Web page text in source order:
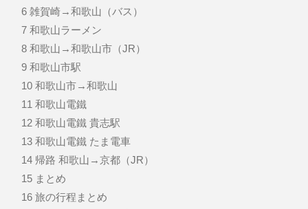
6 雑賀崎→和歌山（バス）
7 和歌山ラーメン
8 和歌山→和歌山市（JR）
9 和歌山市駅
10 和歌山市→和歌山
11 和歌山電鐵
12 和歌山電鐵 貴志駅
13 和歌山電鐵 たま電車
14 帰路 和歌山→京都（JR）
15 まとめ
16 旅の行程まとめ